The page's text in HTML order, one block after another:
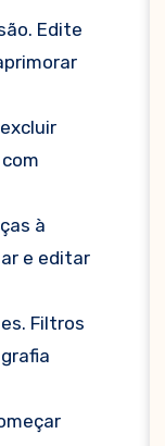
Edite
à
e editar
Filtros